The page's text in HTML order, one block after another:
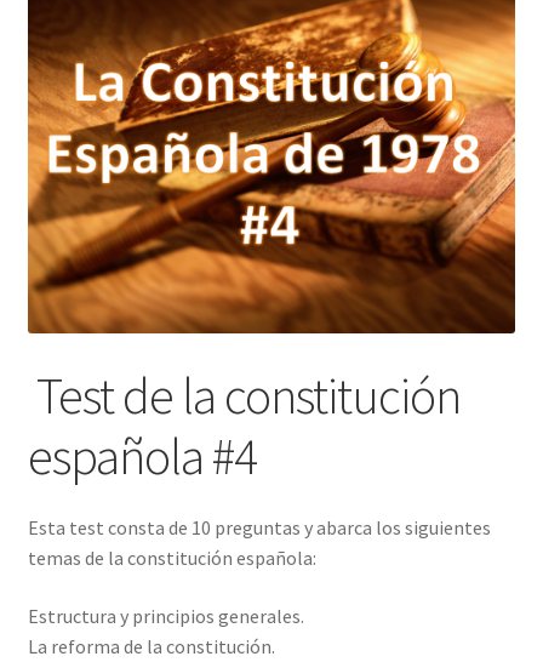
Test de la constitución
española #4
Esta test consta de 10 preguntas y abarca los siguientes
temas de la constitución española:
Estructura y principios generales.
La reforma de la constitución.